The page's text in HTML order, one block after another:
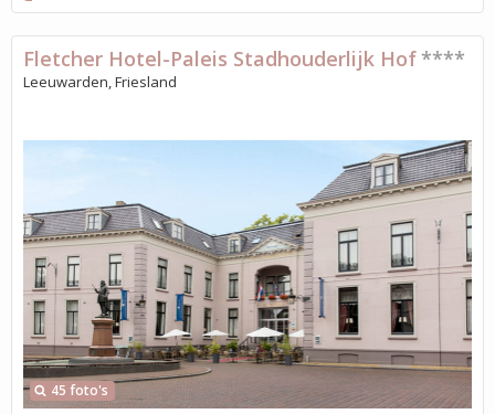
45 foto's
Fletcher Hotel-Paleis Stadhouderlijk Hof ****
Leeuwarden, Friesland